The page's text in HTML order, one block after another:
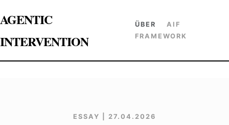
AGENTIC
INTERVENTION
ÜBER
AIF
FRAMEWORK
ESSAY | 27.04.2026